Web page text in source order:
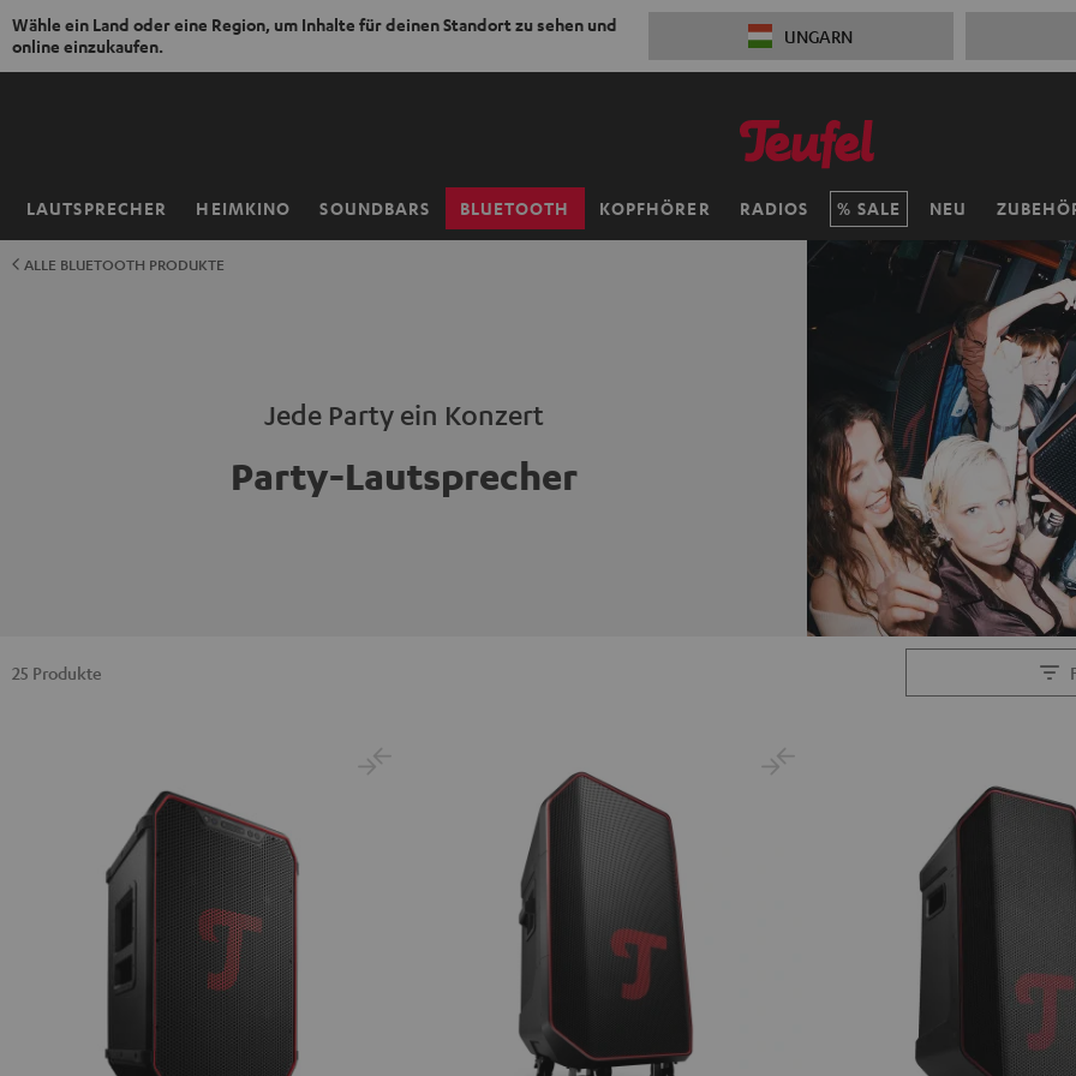
Wähle ein Land oder eine Region, um Inhalte für deinen Standort zu sehen und
online einzukaufen.
UNGARN
ZUM
LAUTSPRECHER HEIMKINO SOUNDBARS BLUETOOTH KOPFHÖRER RADIOS SALE NEU
Startseite
ALLE BLUETOOTH PRODUKTE
Jede Party ein Konzert
Party-Lautsprecher
25 Produkte